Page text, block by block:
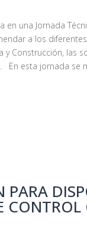
en una Jornada
a los
y Construcción, las
En esta jornada se
PARA
CONTROL